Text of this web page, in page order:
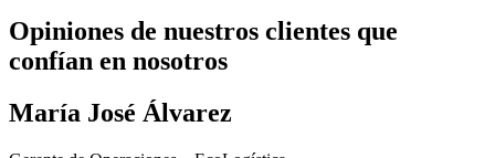
Opiniones de nuestros clientes que
confían en nosotros
María José Álvarez